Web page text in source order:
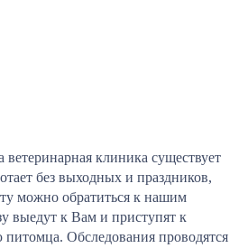
ветеринарная клиника существует
без выходных и праздников,
можно обратиться к нашим
выедут к Вам и приступят к
питомца. Обследования проводятся